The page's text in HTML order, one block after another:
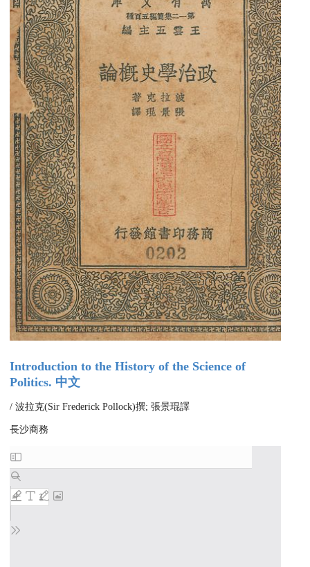
Introduction to the History of the Science of
Politics. 中文
/ 波拉克(Sir Frederick Pollock)撰; 張景琨譯
長沙商務